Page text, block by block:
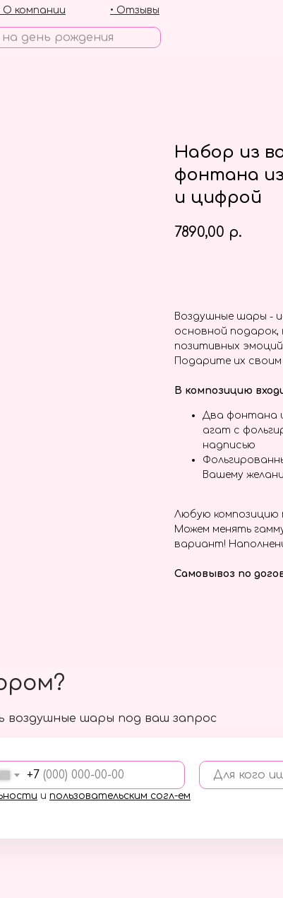
• Отзывы
О компании
Набор из
фонтана
и цифрой
7890,00 р.
Воздушные шары -
основной
позитивных
Подарите их своим
В композицию
Два фонтана
агат с
надписью
Вашему
Любую композицию
Можем менять
вариант!
Самовывоз по
воздушные шары под ваш запрос
+7 Для кого
и пользовательским согл-ем